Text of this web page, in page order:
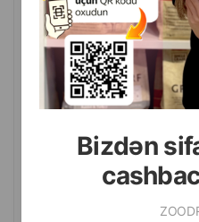
Bizdən